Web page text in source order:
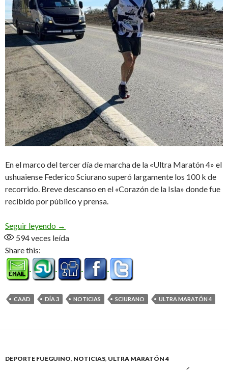
En el marco del tercer día de marcha de la «Ultra Maratón 4» el
ushuaiense Federico Sciurano superó largamente los 100 k de
recorrido. Breve descanso en el «Corazón de la Isla» donde fue
recibido por público y prensa.
Seguir leyendo «Fede» ya pasó por Tolhuin
→
594veces leída
Share this:
CAAD DÍA 3 NOTICIAS SCIURANO ULTRA MARATÓN 4
DEPORTE FUEGUINO, NOTICIAS, ULTRA MARATÓN 4